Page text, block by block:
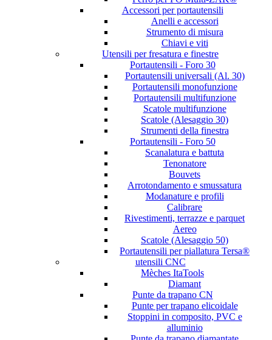
Accessori per portautensili
Anelli e accessori
Strumento di misura
Chiavi e viti
Utensili per fresatura e finestre
Portautensili - Foro 30
Portautensili universali (Al. 30)
Portautensili monofunzione
Portautensili multifunzione
Scatole multifunzione
Scatole (Alesaggio 30)
Strumenti della finestra
Portautensili - Foro 50
Scanalatura e battuta
Tenonatore
Bouvets
Arrotondamento e smussatura
Modanature e profili
Calibrare
Rivestimenti, terrazze e parquet
Aereo
Scatole (Alesaggio 50)
Portautensili per piallatura Tersa®
utensili CNC
Mèches ItaTools
Diamant
Punte da trapano CN
Punte per trapano elicoidale
Stoppini in composito, PVC e
alluminio